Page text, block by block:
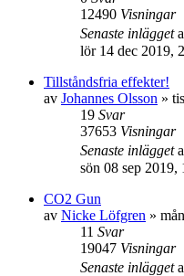
12490 Visningar
Senaste inlägget
lör 14 dec 2019,
Tillståndsfria effekter!
av Johannes Olsson »
19 Svar
37653 Visningar
Senaste inlägget
sön 08 sep 2019,
CO2 Gun
av Nicke Löfgren »
11 Svar
19047 Visningar
Senaste inlägget